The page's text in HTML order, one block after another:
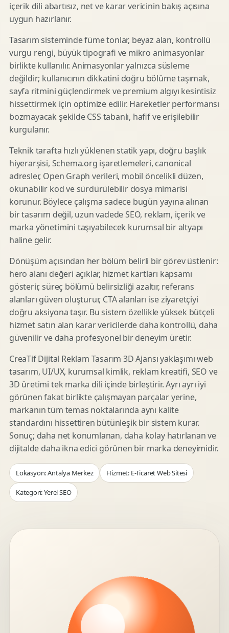
içerik dili abartısız, net ve karar vericinin bakış açısına
uygun hazırlanır.
Tasarım sisteminde füme tonlar, beyaz alan, kontrollü
vurgu rengi, büyük tipografi ve mikro animasyonlar
birlikte kullanılır. Animasyonlar yalnızca süsleme
değildir; kullanıcının dikkatini doğru bölüme taşımak,
sayfa ritmini güçlendirmek ve premium algıyı kesintisiz
hissettirmek için optimize edilir. Hareketler performansı
bozmayacak şekilde CSS tabanlı, hafif ve erişilebilir
kurgulanır.
Teknik tarafta hızlı yüklenen statik yapı, doğru başlık
hiyerarşisi, Schema.org işaretlemeleri, canonical
adresler, Open Graph verileri, mobil öncelikli düzen,
okunabilir kod ve sürdürülebilir dosya mimarisi
korunur. Böylece çalışma sadece bugün yayına alınan
bir tasarım değil, uzun vadede SEO, reklam, içerik ve
marka yönetimini taşıyabilecek kurumsal bir altyapı
haline gelir.
Dönüşüm açısından her bölüm belirli bir görev üstlenir:
hero alanı değeri açıklar, hizmet kartları kapsamı
gösterir, süreç bölümü belirsizliği azaltır, referans
alanları güven oluşturur, CTA alanları ise ziyaretçiyi
doğru aksiyona taşır. Bu sistem özellikle yüksek bütçeli
hizmet satın alan karar vericilerde daha kontrollü, daha
güvenilir ve daha profesyonel bir deneyim üretir.
CreaTif Dijital Reklam Tasarım 3D Ajansı yaklaşımı web
tasarım, UI/UX, kurumsal kimlik, reklam kreatifi, SEO ve
3D üretimi tek marka dili içinde birleştirir. Ayrı ayrı iyi
görünen fakat birlikte çalışmayan parçalar yerine,
markanın tüm temas noktalarında aynı kalite
standardını hissettiren bütünleşik bir sistem kurar.
Sonuç; daha net konumlanan, daha kolay hatırlanan ve
dijitalde daha ikna edici görünen bir marka deneyimidir.
Lokasyon: Antalya Merkez Hizmet: E-Ticaret Web Sitesi
Kategori: Yerel SEO